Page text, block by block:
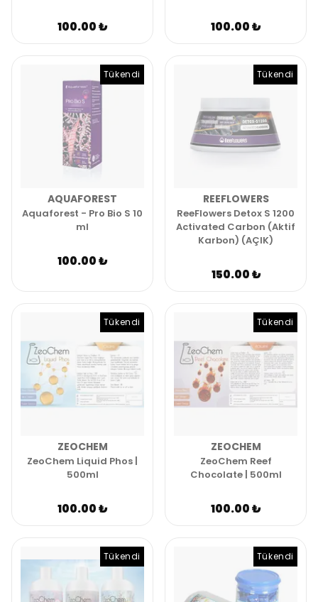
100.00 ₺ 100.00 ₺
Tükendi
AQUAFOREST
Aquaforest - Pro Bio S 10
ml
100.00 ₺
Tükendi
REEFLOWERS
ReeFlowers Detox S 1200
Activated Carbon (Aktif
Karbon) (AÇIK)
150.00 ₺
Tükendi
ZEOCHEM
ZeoChem Liquid Phos |
500ml
100.00 ₺
Tükendi
ZEOCHEM
ZeoChem Reef
Chocolate | 500ml
100.00 ₺
Tükendi Tükendi